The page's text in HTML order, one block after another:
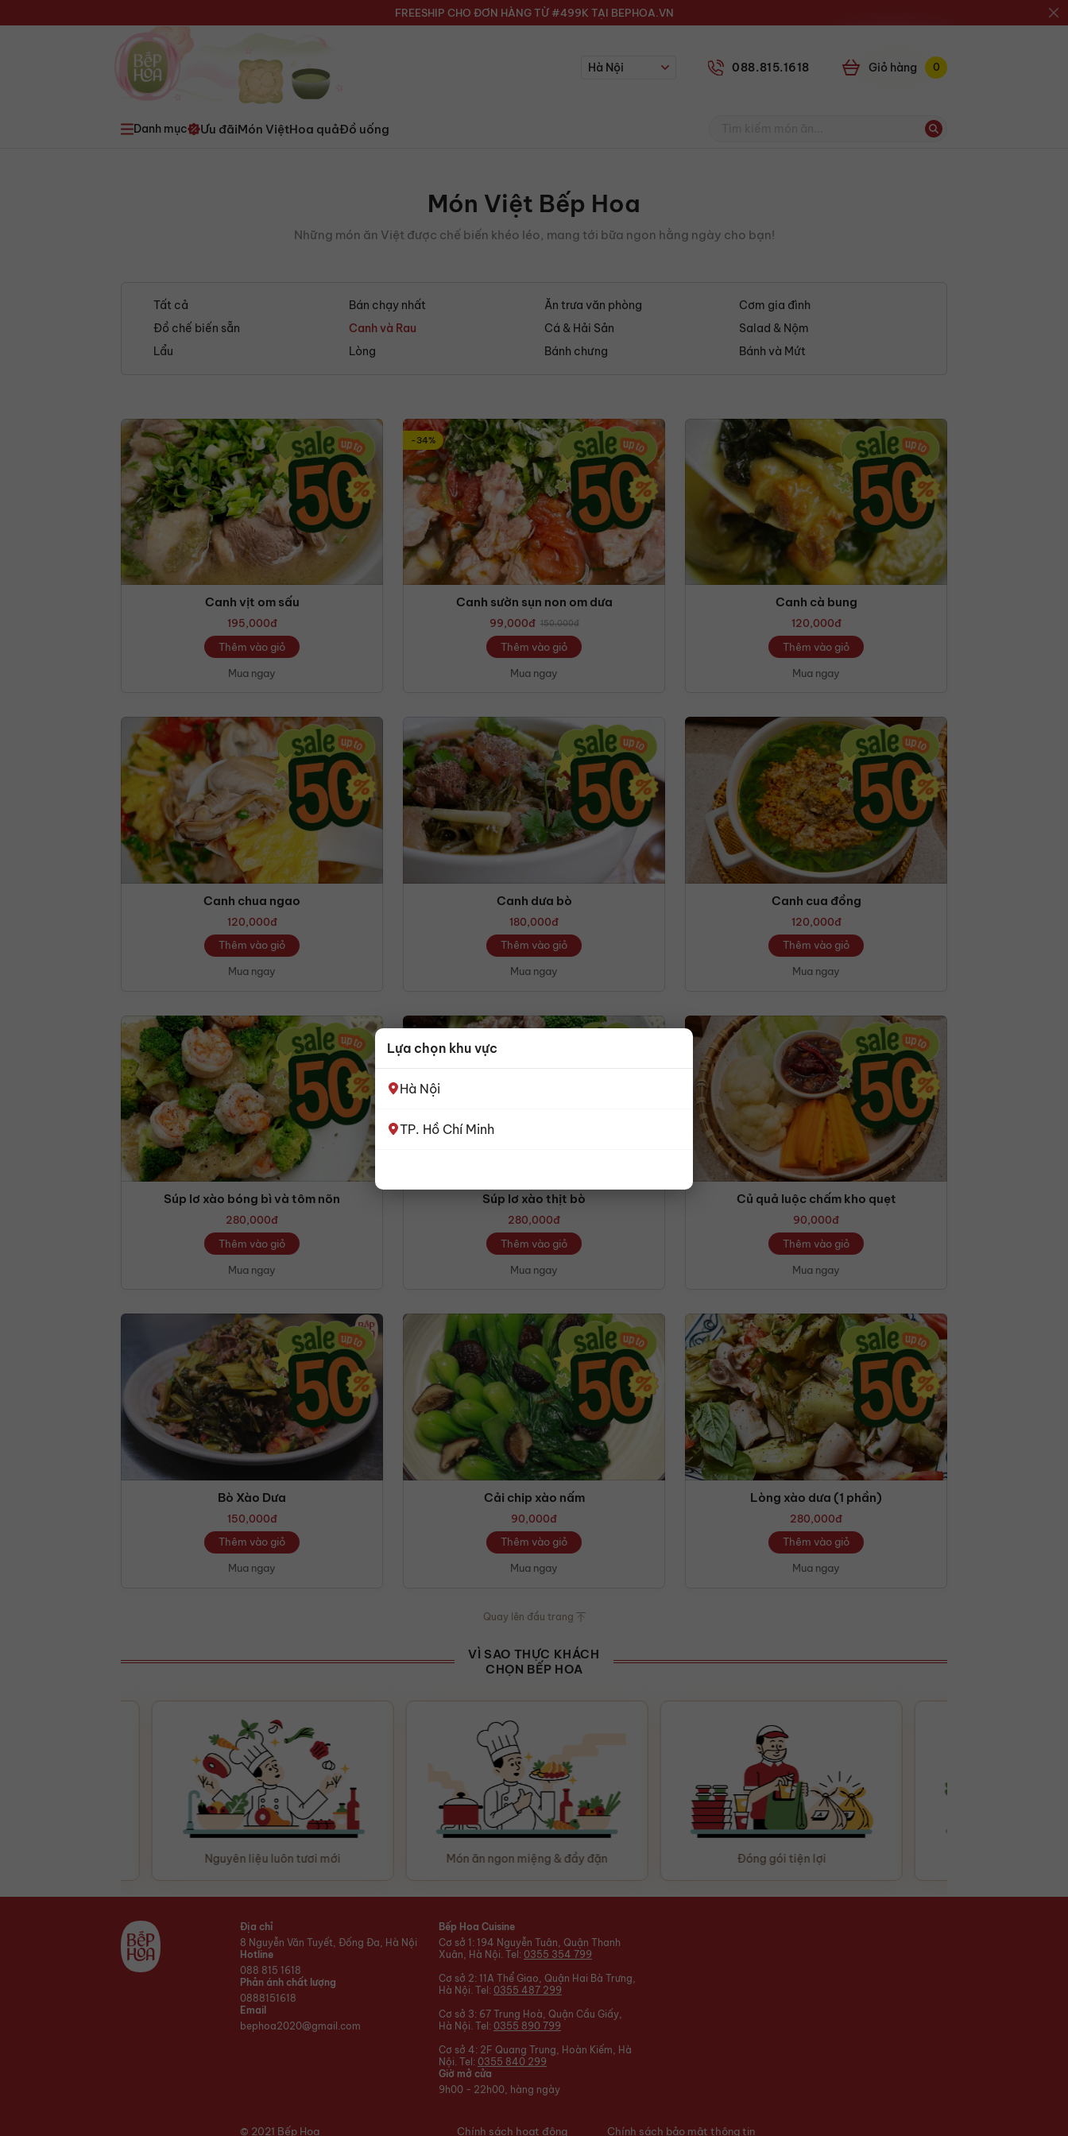
FREESHIP CHO ĐƠN HÀNG TỪ #499K TẠI BEPHOA.VN
Hà Nội 088.815.1618 Giỏ 0
Danh mục Ưu đãiMón ViệtHoa quảĐồ uống
Món Việt Bếp Hoa
Những món ăn Việt được chế biến khéo léo, mang tới bữa ngon hằng ngày cho bạn!
Tất cả Bán chạy nhất Ăn trưa văn phòng
Cơm gia đình
Đồ chế biến sẵn
Canh và Rau Cá & Hải Sản
Salad & Nộm
Lẩu
Lòng Bánh chưng Bánh và Mứt
Canh vịt om sấu
195,000đ
Mua ngay
Thêm vào giỏ
-34%
Canh sườn sụn non om dưa
99,000đ 150,000đ
Mua ngay
Thêm vào giỏ
Canh cà bung
120,000đ
Mua ngay
Thêm vào giỏ
Canh chua ngao
120,000đ
Mua ngay
Thêm vào giỏ
Canh dưa bò
180,000đ
Mua ngay
Thêm vào giỏ
Canh cua đồng
120,000đ
Mua ngay
Thêm vào giỏ
Súp lơ xào bóng bì và tôm nõn
280,000đ
Mua ngay
Thêm vào giỏ
Súp lơ xào thịt bò
280,000đ
Mua ngay
Thêm vào giỏ
Củ quả luộc chấm kho quẹt
90,000đ
Mua ngay
Thêm vào giỏ
Bò Xào Dưa
150,000đ
Mua ngay
Thêm vào giỏ
Cải chip xào nấm
90,000đ
Mua ngay
Thêm vào giỏ
Lòng xào dưa (1 phần)
280,000đ
Mua ngay
Thêm vào giỏ
Quay lên đầu trang
VÌ SAO THỰC KHÁCH
CHỌN BẾP HOA
Nguyên liệu luôn tươi mới Món ăn ngon miệng & đầy đặn Đóng gói tiện lợi
Địa chỉ
8 Nguyễn Văn Tuyết, Đống Đa, Hà Nội
Hotline
088 815 1618
Phản ánh chất lượng
0888151618
Email
bephoa2020@gmail.com
Bếp Hoa Cuisine
Cơ sở 1: 194 Nguyễn Tuân, Quận Thanh
Xuân, Hà Nội. Tel: 0355 354 799
Cơ sở 2: 11A Thể Giao, Quận Hai Bà Trưng,
Hà Nội. Tel: 0355 487 299
Cơ sở 3: 67 Trung Hoà, Quận Cầu Giấy,
Hà Nội. Tel: 0355 890 799
Cơ sở 4: 2F Quang Trung, Hoàn Kiếm, Hà
Nội. Tel: 0355 840 299
Giờ mở cửa
9h00 - 22h00, hàng ngày
© 2021 Bếp Hoa Chính sách hoạt động Chính sách bảo mật thông tin
Lựa chọn khu vực
Hà Nội
TP. Hồ Chí Minh